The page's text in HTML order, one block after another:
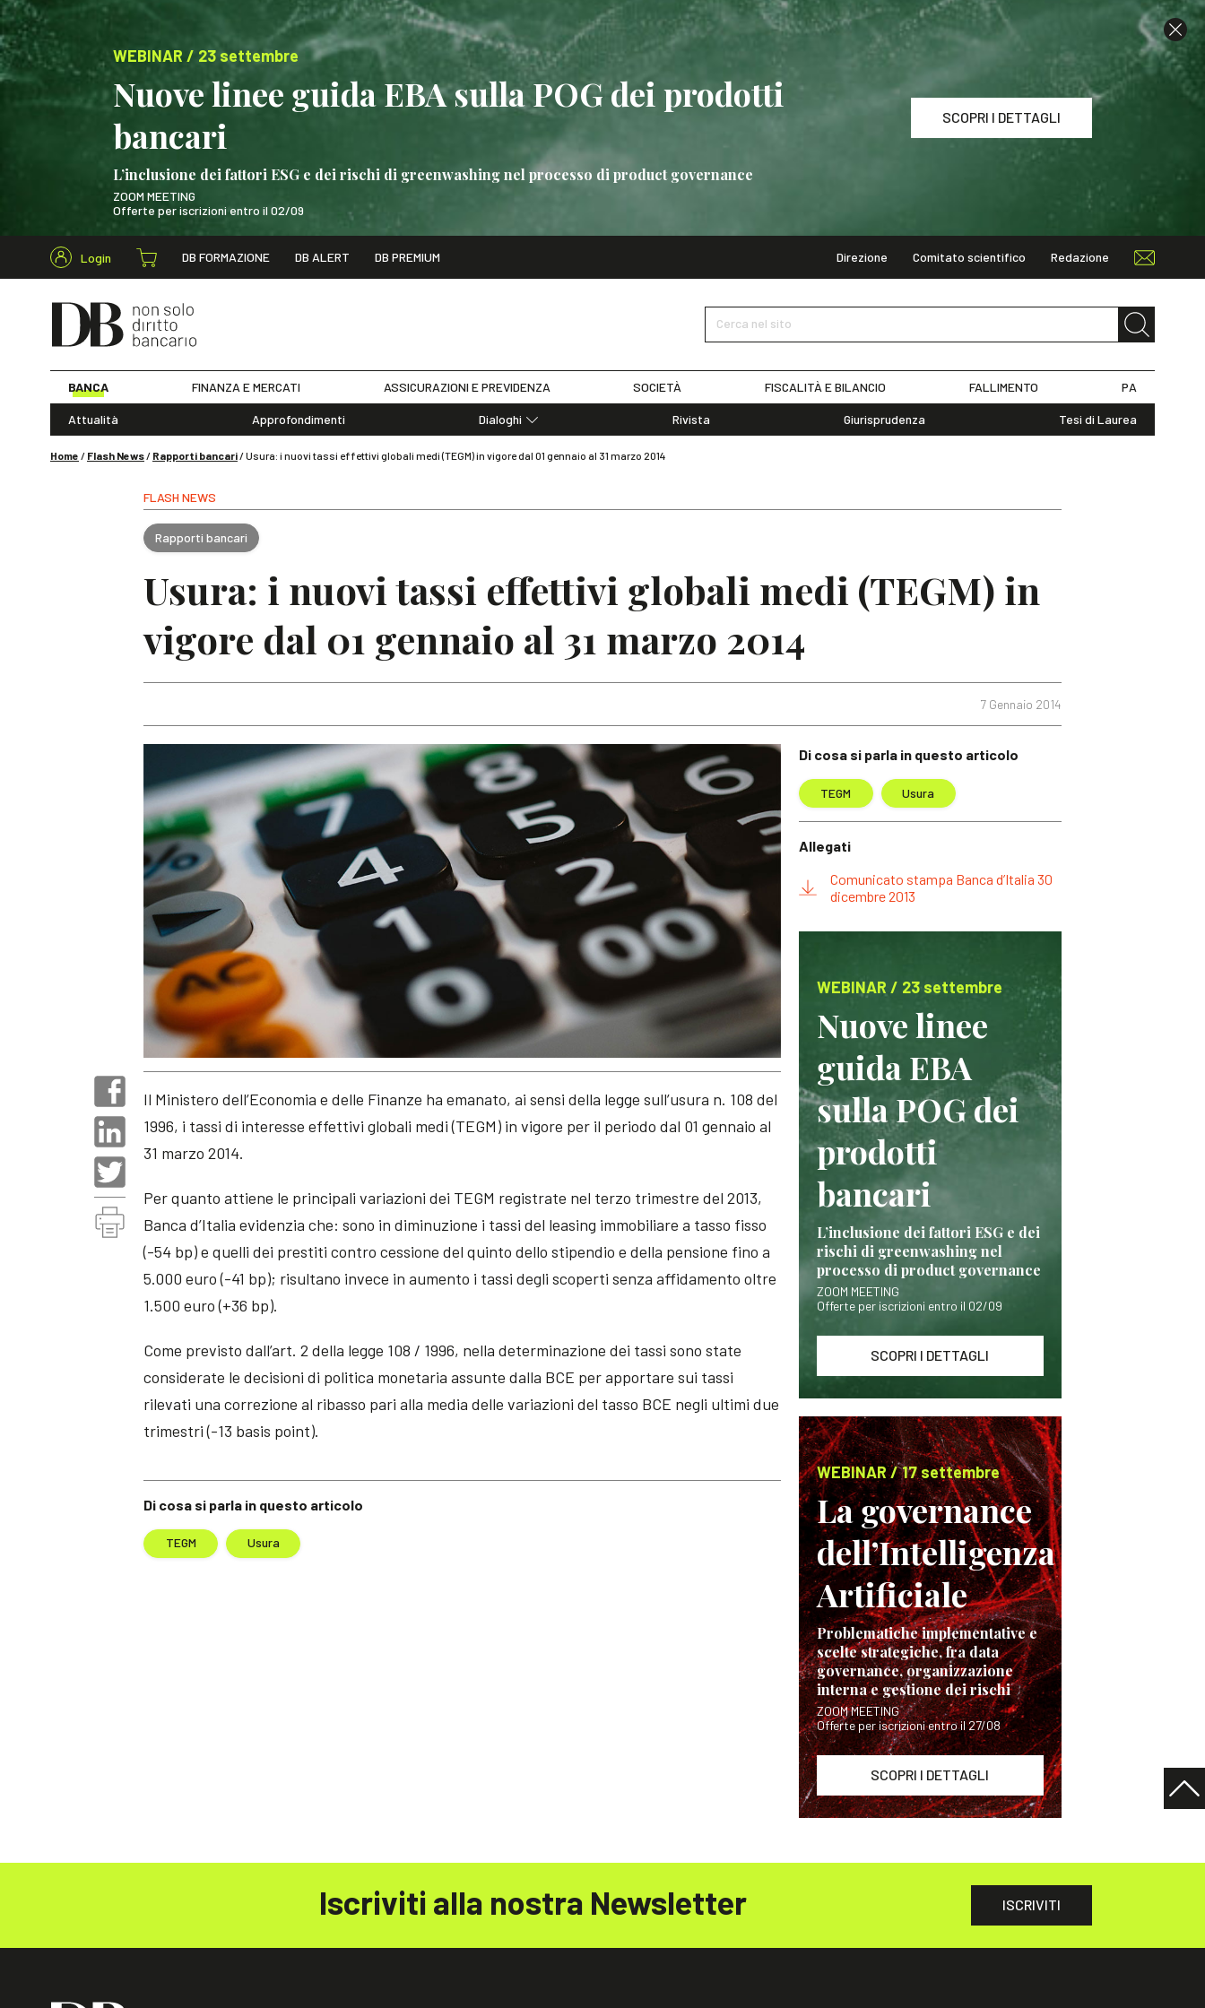
WEBINAR / 23 settembre
Nuove linee guida EBA sulla POG dei prodotti
bancari
L’inclusione dei fattori ESG e dei rischi di greenwashing nel processo di product governance
ZOOM MEETING
Offerte per iscrizioni entro il 02/09
SCOPRI I DETTAGLI
WEBINAR / 23 settembre Nuove linee guida EBA sulla POG dei prodotti bancari SCOPRI I DETTAGLI
Login DB FORMAZIONE DB ALERT DB PREMIUM Direzione Comitato scientifico Redazione
Cerca nel sito
Cerca nel sito
BANCA FINANZA E MERCATI ASSICURAZIONI E PREVIDENZA SOCIETÀ FISCALITÀ E BILANCIO FALLIMENTO PA
Attualità Approfondimenti
Dialoghi
Rivista Giurisprudenza Tesi di Laurea
Home / Flash News/ Rapporti bancari/Usura: i nuovi tassi effettivi globali medi (TEGM) in vigore dal 01 gennaio al 31 marzo 2014
FLASH NEWS
Rapporti bancari
Usura: i nuovi tassi effettivi globali medi (TEGM) in
vigore dal 01 gennaio al 31 marzo 2014
7 Gennaio 2014
Di cosa si parla in questo articolo
TEGM Usura
Il Ministero dell’Economia e delle Finanze ha emanato, ai sensi della legge sull’usura n. 108 del
1996, i tassi di interesse effettivi globali medi (TEGM) in vigore per il periodo dal 01 gennaio al
31 marzo 2014.
Per quanto attiene le principali variazioni dei TEGM registrate nel terzo trimestre del 2013,
Banca d’Italia evidenzia che: sono in diminuzione i tassi del leasing immobiliare a tasso fisso
(-54 bp) e quelli dei prestiti contro cessione del quinto dello stipendio e della pensione fino a
5.000 euro (-41 bp); risultano invece in aumento i tassi degli scoperti senza affidamento oltre
1.500 euro (+36 bp).
Come previsto dall’art. 2 della legge 108 / 1996, nella determinazione dei tassi sono state
considerate le decisioni di politica monetaria assunte dalla BCE per apportare sui tassi
rilevati una correzione al ribasso pari alla media delle variazioni del tasso BCE negli ultimi due
trimestri (-13 basis point).
Di cosa si parla in questo articolo
TEGM Usura
Allegati
Comunicato stampa Banca d’Italia 30
dicembre 2013
WEBINAR / 23 settembre
Nuove linee
guida EBA
sulla POG dei
prodotti
bancari
L’inclusione dei fattori ESG e dei
rischi di greenwashing nel
processo di product governance
ZOOM MEETING
Offerte per iscrizioni entro il 02/09
SCOPRI I DETTAGLI
WEBINAR / 17 settembre
La governance
dell’Intelligenza
Artificiale
Problematiche implementative e
scelte strategiche, fra data
governance, organizzazione
interna e gestione dei rischi
ZOOM MEETING
Offerte per iscrizioni entro il 27/08
SCOPRI I DETTAGLI
Iscriviti alla nostra Newsletter ISCRIVITI